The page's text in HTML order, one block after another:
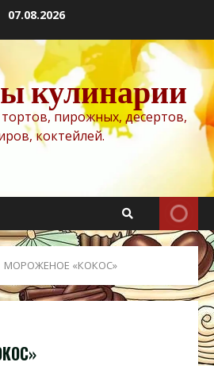
07.08.2026
кулинарии
пирожных, десертов,
коктейлей.
МОРОЖЕНОЕ «КОКОС»